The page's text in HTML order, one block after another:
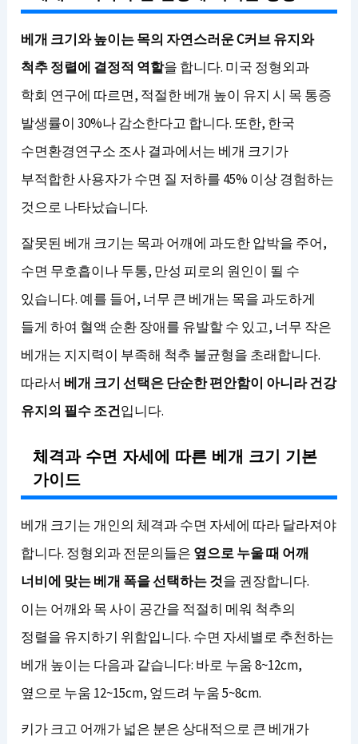
베개 크기와 높이는 목의 자연스러운 C커브 유지와
척추 정렬에 결정적 역할을 합니다. 미국 정형외과
학회 연구에 따르면, 적절한 베개 높이 유지 시 목 통증
발생률이 30%나 감소한다고 합니다. 또한, 한국
수면환경연구소 조사 결과에서는 베개 크기가
부적합한 사용자가 수면 질 저하를 45% 이상 경험하는
것으로 나타났습니다.
잘못된 베개 크기는 목과 어깨에 과도한 압박을 주어,
수면 무호흡이나 두통, 만성 피로의 원인이 될 수
있습니다. 예를 들어, 너무 큰 베개는 목을 과도하게
들게 하여 혈액 순환 장애를 유발할 수 있고, 너무 작은
베개는 지지력이 부족해 척추 불균형을 초래합니다.
따라서 베개 크기 선택은 단순한 편안함이 아니라 건강
유지의 필수 조건입니다.
체격과 수면 자세에 따른 베개 크기 기본
가이드
베개 크기는 개인의 체격과 수면 자세에 따라 달라져야
합니다. 정형외과 전문의들은 옆으로 누울 때 어깨
너비에 맞는 베개 폭을 선택하는 것을 권장합니다.
이는 어깨와 목 사이 공간을 적절히 메워 척추의
정렬을 유지하기 위함입니다. 수면 자세별로 추천하는
베개 높이는 다음과 같습니다: 바로 누움 8~12cm,
옆으로 누움 12~15cm, 엎드려 누움 5~8cm.
키가 크고 어깨가 넓은 분은 상대적으로 큰 베개가